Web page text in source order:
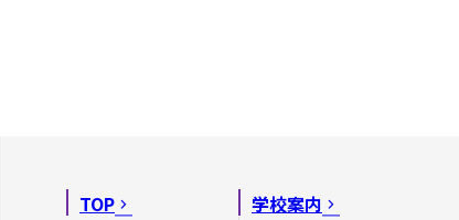
TOP
学校案内